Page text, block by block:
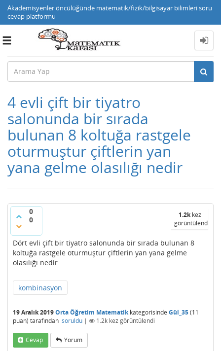
Akademisyenler öncülüğünde matematik/fizik/bilgisayar bilimleri soru
cevap platformu
Toggle
4 evli çift bir tiyatro
salonunda bir sırada
bulunan 8 koltuğa rastgele
oturmuştur çiftlerin yan
yana gelme olasılığı nedir
0
0
1.2kkez
görüntülendi
Dört evli çift bir tiyatro salonunda bir sırada bulunan 8
koltuğa rastgele oturmuştur çiftlerin yan yana gelme
olasılığı nedir
kombinasyon
19 Aralık 2019Orta Öğretim Matematikkategorisinde Gül_35(11
puan) tarafından soruldu | 1.2k kez görüntülendi
Cevap Yorum